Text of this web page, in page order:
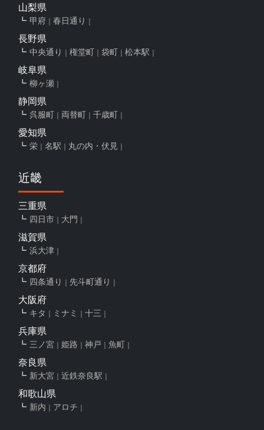
山梨県
甲府 春日通り
長野県
中央通り 権堂町 袋町 松本駅
岐阜県
柳ヶ瀬
静岡県
呉服町 両替町 千歳町
愛知県
栄 名駅 丸の内・伏見
近畿
三重県
四日市 大門
滋賀県
浜大津
京都府
四条通り 先斗町通り
大阪府
キタ ミナミ 十三
兵庫県
三ノ宮 姫路 神戸 魚町
奈良県
新大宮 近鉄奈良駅
和歌山県
新内 アロチ